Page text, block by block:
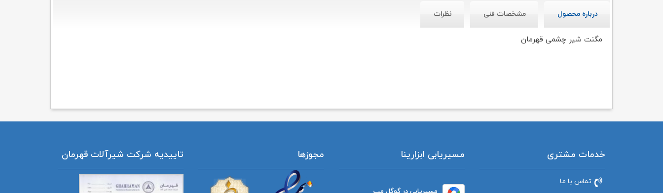
درباره محصول مشخصات فنی نظرات
مگنت شیر چشمی قهرمان
خدمات مشتری
تماس با ما
مسیریابی ابزارینا مجوزها تاییدیه شرکت شیرآلات قهرمان